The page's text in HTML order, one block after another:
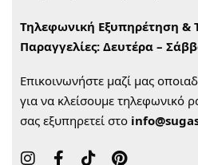
Τηλεφωνική Εξυπηρέτηση &
Παραγγελίες: Δευτέρα –
Επικοινωνήστε μαζί μας
για να κλείσουμε τηλεφωνικό
σας εξυπηρετεί στο